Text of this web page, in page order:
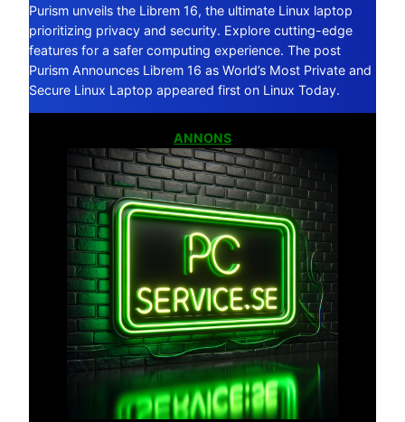
Purism unveils the Librem 16, the ultimate Linux laptop
prioritizing privacy and security. Explore cutting-edge
features for a safer computing experience. The post
Purism Announces Librem 16 as World’s Most Private and
Secure Linux Laptop appeared first on Linux Today.
ANNONS